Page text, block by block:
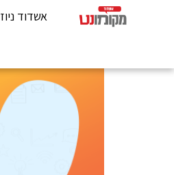
אשדוד ניוז